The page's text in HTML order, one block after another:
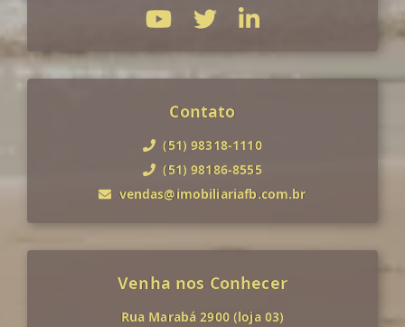
Contato
(51) 98318-1110
(51) 98186-8555
vendas@imobiliariafb.com.br
Venha nos Conhecer
Rua Marabá 2900 (loja 03)